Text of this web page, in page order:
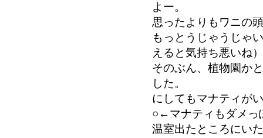
よー。
思ったよりもワニの
もっとうじゃうじゃ
えると気持ち悪いね）
そのぶん、植物園か
した。
にしてもマナティが
○←マナティもダメっ
温室出たところにい